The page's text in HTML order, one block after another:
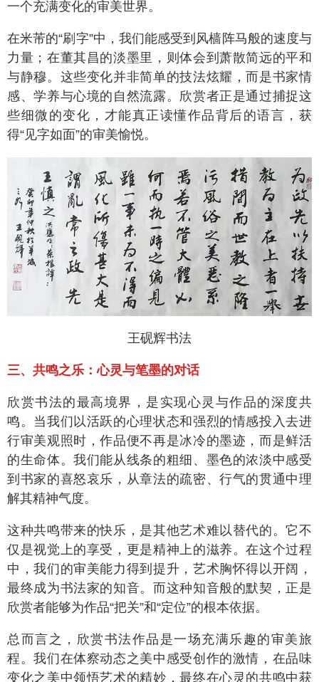
一个充满变化的审美世界。
在米芾的“刷字”中，我们能感受到风樯阵马般的速度与
力量；在董其昌的淡墨里，则体会到萧散简远的平和
与静穆。这些变化并非简单的技法炫耀，而是书家情
感、学养与心境的自然流露。欣赏者正是通过捕捉这
些细微的变化，才能真正读懂作品背后的语言，获
得“见字如面”的审美愉悦。
王砚辉书法
三、共鸣之乐：心灵与笔墨的对话
欣赏书法的最高境界，是实现心灵与作品的深度共
鸣。当我们以活跃的心理状态和强烈的情感投入去进
行审美观照时，作品便不再是冰冷的墨迹，而是鲜活
的生命体。我们能从线条的粗细、墨色的浓淡中感受
到书家的喜怒哀乐，从章法的疏密、行气的贯通中理
解其精神气度。
这种共鸣带来的快乐，是其他艺术难以替代的。它不
仅是视觉上的享受，更是精神上的滋养。在这个过程
中，我们的审美能力得到提升，艺术胸怀得以开阔，
最终成为书法家的知音。而这种知音般的默契，正是
欣赏者能够为作品“把关”和“定位”的根本依据。
总而言之，欣赏书法作品是一场充满乐趣的审美旅
程。我们在体察动态之美中感受创作的激情，在品味
变化之美中领悟艺术的精妙，最终在心灵的共鸣中获